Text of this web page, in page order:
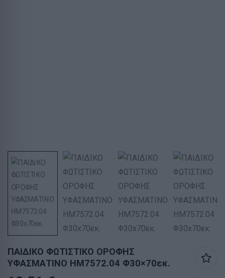
ΠΑΙΔΙΚΟ ΦΩΤΙΣΤΙΚΟ ΟΡΟΦΗΣ
ΥΦΑΣΜΑΤΙΝΟ HM7572.04 Φ30×70εκ.